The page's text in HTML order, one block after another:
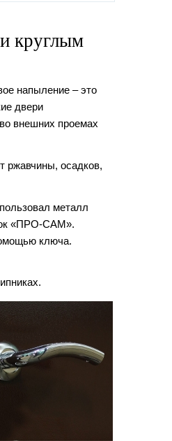
круглым
напыление – это
двери
внешних проемах
ржавчины, осадков,
металл
«ПРО-САМ».
ключа.